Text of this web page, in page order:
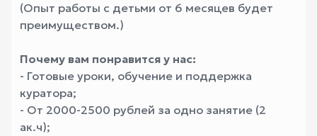
(Опыт работы с детьми от 6 месяцев будет
преимуществом.)
Почему вам понравится у нас:
- Готовые уроки, обучение и поддержка
куратора;
- От 2000-2500 рублей за одно занятие (2
ак.ч);